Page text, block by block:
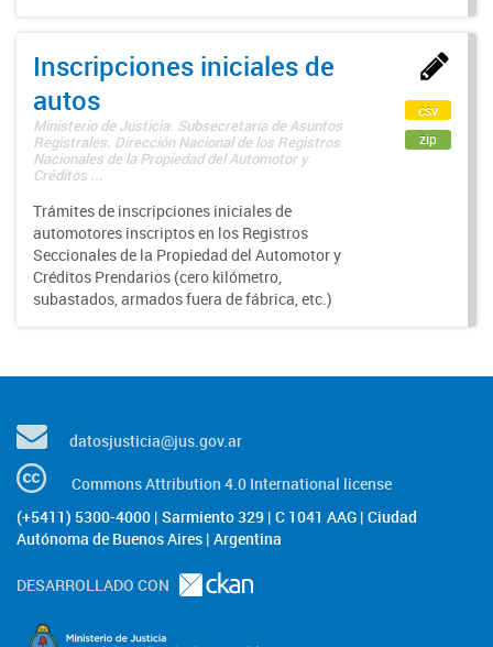
Inscripciones iniciales de
autos
Ministerio de Justicia. Subsecretaría de Asuntos
Registrales. Dirección Nacional de los Registros
Nacionales de la Propiedad del Automotor y
Créditos ...
Trámites de inscripciones iniciales de
automotores inscriptos en los Registros
Seccionales de la Propiedad del Automotor y
Créditos Prendarios (cero kilómetro,
subastados, armados fuera de fábrica, etc.)
csv
zip
datosjusticia@jus.gov.ar
Commons Attribution 4.0 International license
(+5411) 5300-4000 | Sarmiento 329 | C 1041 AAG | Ciudad
Autónoma de Buenos Aires | Argentina
DESARROLLADO CON